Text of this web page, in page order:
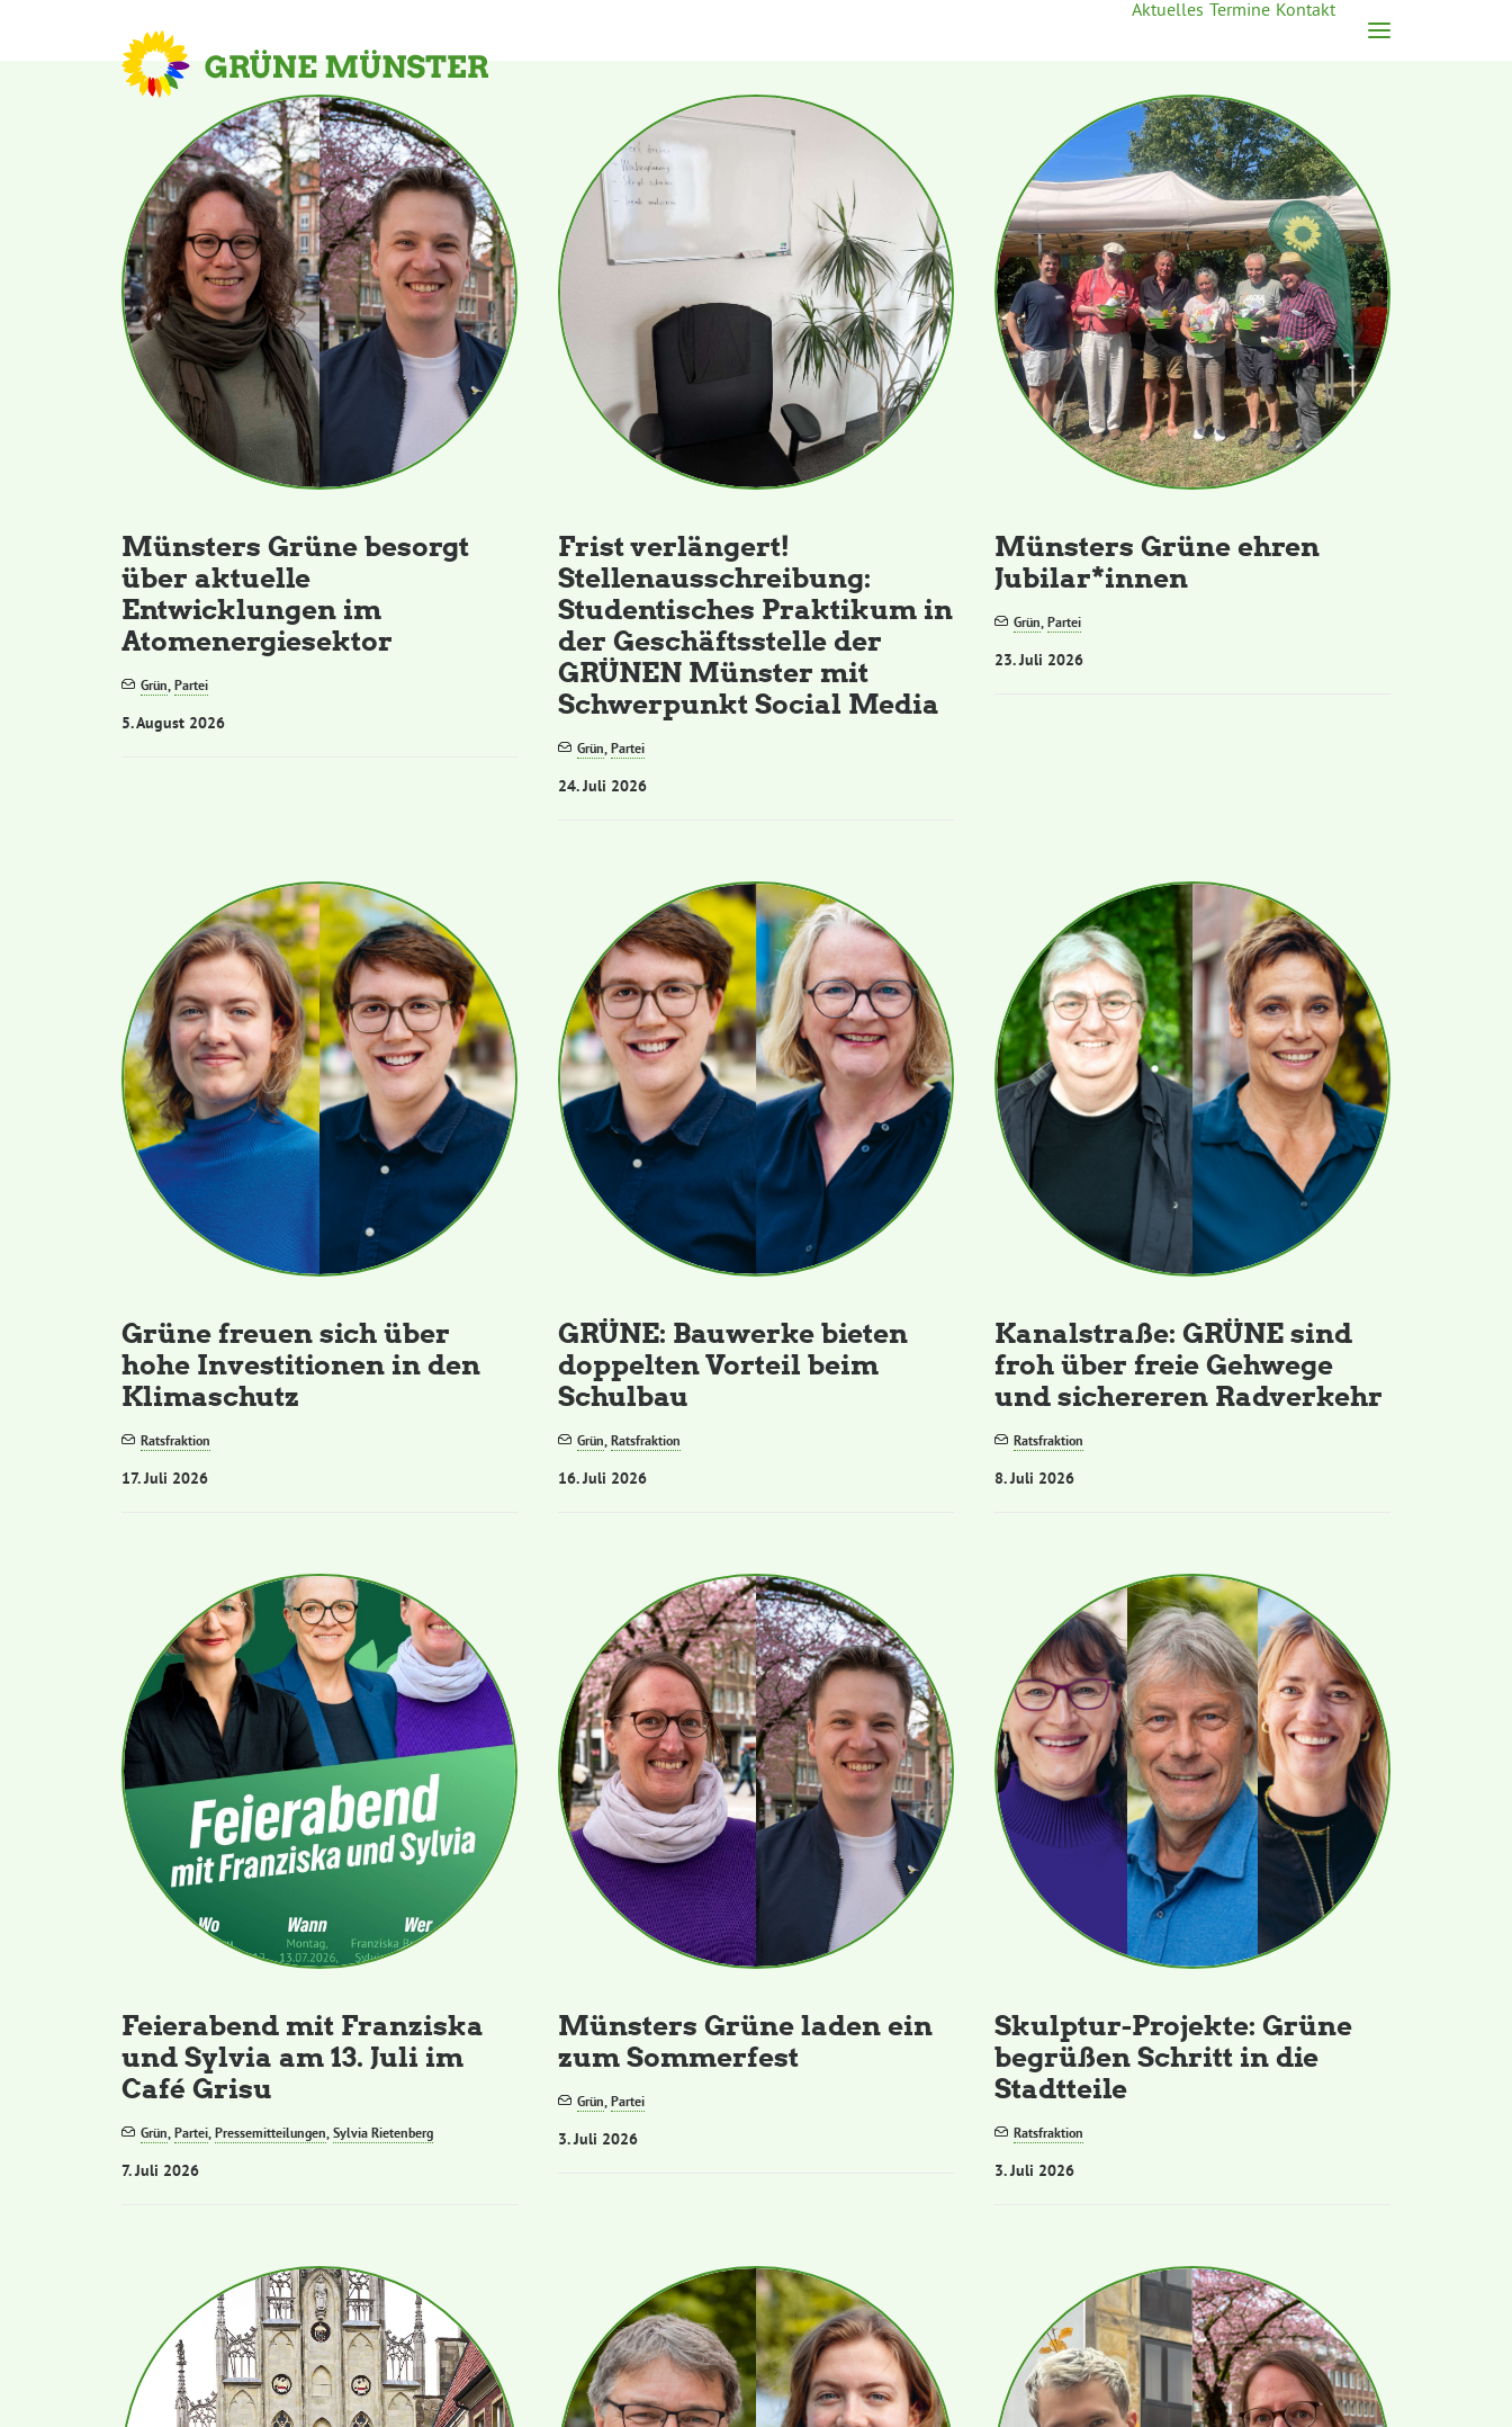
Aktuelles Termine Kontakt
Münsters Grüne besorgt
über aktuelle
Entwicklungen im
Atomenergiesektor
Grün,Partei
5. August 2026
Frist verlängert!
Stellenausschreibung:
Studentisches Praktikum in
der Geschäftsstelle der
GRÜNEN Münster mit
Schwerpunkt Social Media
Grün,Partei
24. Juli 2026
Münsters Grüne ehren
Jubilar*innen
Grün,Partei
23. Juli 2026
Grüne freuen sich über
hohe Investitionen in den
Klimaschutz
Ratsfraktion
17. Juli 2026
GRÜNE: Bauwerke bieten
doppelten Vorteil beim
Schulbau
Grün,Ratsfraktion
16. Juli 2026
Kanalstraße: GRÜNE sind
froh über freie Gehwege
und sichereren Radverkehr
Ratsfraktion
8. Juli 2026
Feierabend mit Franziska
und Sylvia am 13. Juli im
Café Grisu
Grün,Partei,Pressemitteilungen,Sylvia Rietenberg
7. Juli 2026
Münsters Grüne laden ein
zum Sommerfest
Grün,Partei
3. Juli 2026
Skulptur-Projekte: Grüne
begrüßen Schritt in die
Stadtteile
Ratsfraktion
3. Juli 2026